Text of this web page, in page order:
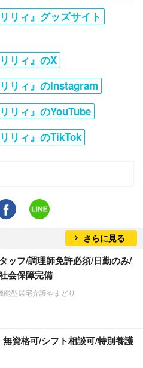
リィ』グッズサイト
リィ』のX
リィ』のInstagram
リィ』のYouTube
リィ』のTikTok
さらに見る
ッフ/調理師免許必須/日勤のみ/
会保障完備
型居宅介護やまどり
無資格可/シフト相談可/特別養護